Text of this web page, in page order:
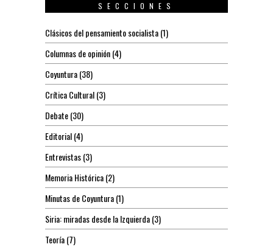
SECCIONES
Clásicos del pensamiento socialista(1)
Columnas de opinión(4)
Coyuntura(38)
Crítica Cultural(3)
Debate(30)
Editorial(4)
Entrevistas(3)
Memoria Histórica(2)
Minutas de Coyuntura(1)
Siria: miradas desde la Izquierda(3)
Teoría(7)